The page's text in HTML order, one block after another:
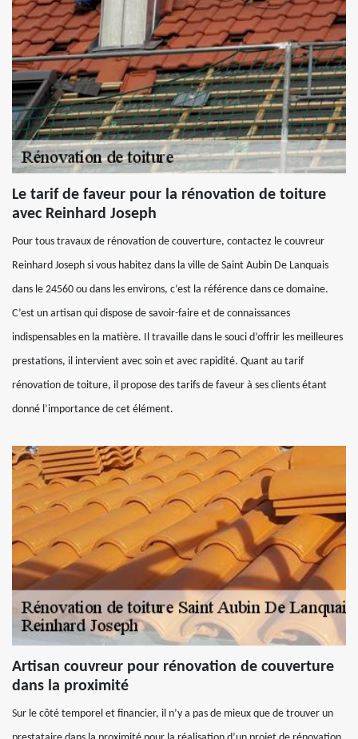
Le tarif de faveur pour la rénovation de toiture
avec Reinhard Joseph
Pour tous travaux de rénovation de couverture, contactez le couvreur
Reinhard Joseph si vous habitez dans la ville de Saint Aubin De Lanquais
dans le 24560 ou dans les environs, c’est la référence dans ce domaine.
C’est un artisan qui dispose de savoir-faire et de connaissances
indispensables en la matière. Il travaille dans le souci d’offrir les meilleures
prestations, il intervient avec soin et avec rapidité. Quant au tarif
rénovation de toiture, il propose des tarifs de faveur à ses clients étant
donné l’importance de cet élément.
Artisan couvreur pour rénovation de couverture
dans la proximité
Sur le côté temporel et financier, il n’y a pas de mieux que de trouver un